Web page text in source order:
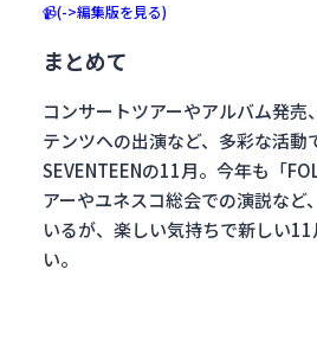
📹(->編集版を見る)
まとめて
コンサートツアーやアルバム発売
テンツへの出演など、多彩な活動
SEVENTEENの11月。今年も「
アーやユネスコ総会での演説など
いるが、楽しい気持ちで新しい
い。